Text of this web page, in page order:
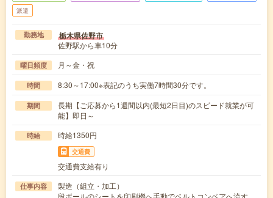
派遣
勤務地 栃木県佐野市
佐野駅から車10分
曜日頻度 月～金・祝
時間 8:30～17:00※表記のうち実働7時間30分です。
期間
長期【ご応募から1週間以内(最短2日目)のスピード就業が可
能】即日～
時給 時給1350円
交通費
交通費支給有り
仕事内容
製造（組立・加工）
段ボールのシートを印刷機へ手動でベルトコンベアへ流す、